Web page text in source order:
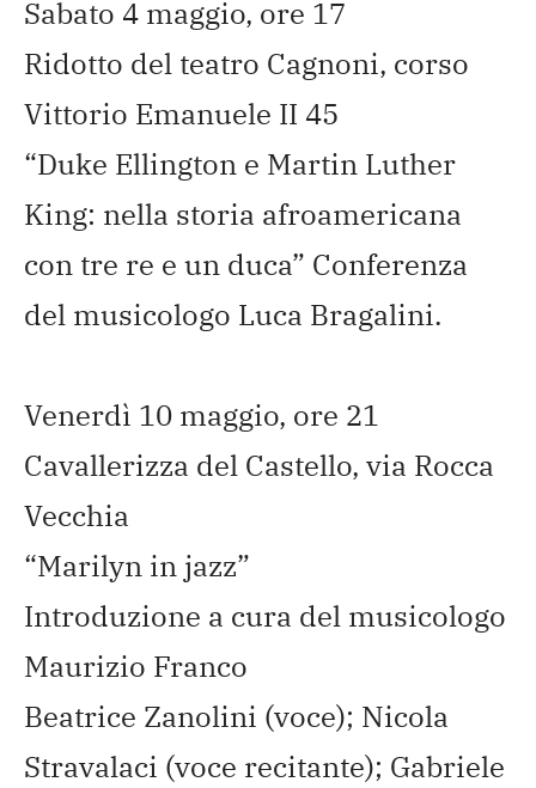
Sabato 4 maggio, ore 17
Ridotto del teatro Cagnoni, corso
Vittorio Emanuele II 45
“Duke Ellington e Martin Luther
King: nella storia afroamericana
con tre re e un duca” Conferenza
del musicologo Luca Bragalini.
Venerdì 10 maggio, ore 21
Cavallerizza del Castello, via Rocca
Vecchia
“Marilyn in jazz”
Introduzione a cura del musicologo
Maurizio Franco
Beatrice Zanolini (voce); Nicola
Stravalaci (voce recitante); Gabriele